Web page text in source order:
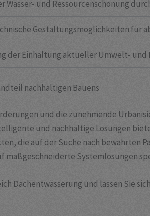
Wasser- und Ressourcenschonung
Gestaltungsmöglichkeiten für
der Einhaltung aktueller Umwelt- und
nachhaltigen Bauens
und die zunehmende
und nachhaltige Lösungen
die auf der Suche nach bewährten
maßgeschneiderte Systemlösungen
Dachentwässerung und lassen Sie